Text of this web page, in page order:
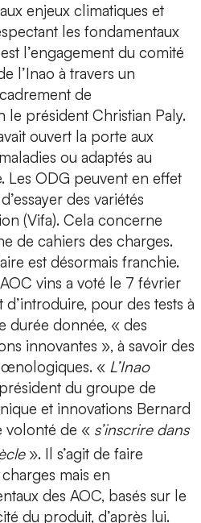
enjeux climatiques et
les fondamentaux
l’engagement du comité
l’Inao à travers un
de
le président Christian Paly.
ouvert la porte aux
ou adaptés au
Les ODG peuvent en effet
des variétés
(Vifa). Cela concerne
de cahiers des charges.
est désormais franchie.
vins a voté le 7 février
pour des tests à
durée donnée, « des
innovantes », à savoir des
œnologiques. « L’Inao
du groupe de
et innovations Bernard
volonté de « s’inscrire dans
». Il s’agit de faire
mais en
des AOC, basés sur le
du produit, d’après lui.